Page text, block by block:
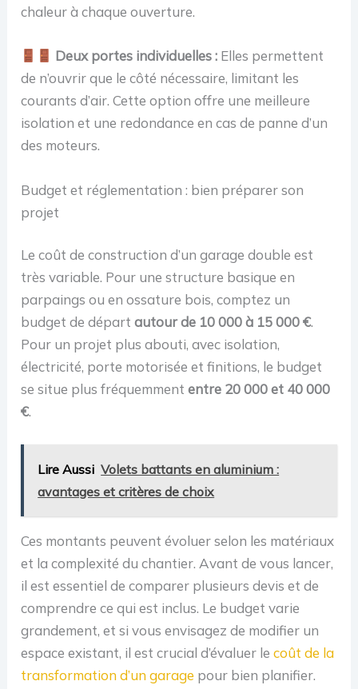
chaleur à chaque ouverture.
Deux portes individuelles :Elles permettent
de n’ouvrir que le côté nécessaire, limitant les
courants d’air. Cette option offre une meilleure
isolation et une redondance en cas de panne d’un
des moteurs.
Budget et réglementation : bien préparer son
projet
Le coût de construction d’un garage double est
très variable. Pour une structure basique en
parpaings ou en ossature bois, comptez un
budget de départautour de 10 000 à 15 000 €.
Pour un projet plus abouti, avec isolation,
électricité, porte motorisée et finitions, le budget
se situe plus fréquemmententre 20 000 et 40 000
€.
Lire Aussi Volets battants en aluminium :
avantages et critères de choix
Ces montants peuvent évoluer selon les matériaux
et la complexité du chantier. Avant de vous lancer,
il est essentiel de comparer plusieurs devis et de
comprendre ce qui est inclus. Le budget varie
grandement, et si vous envisagez de modifier un
espace existant, il est crucial d’évaluer lecoût de la
transformation d’un garage pour bien planifier.